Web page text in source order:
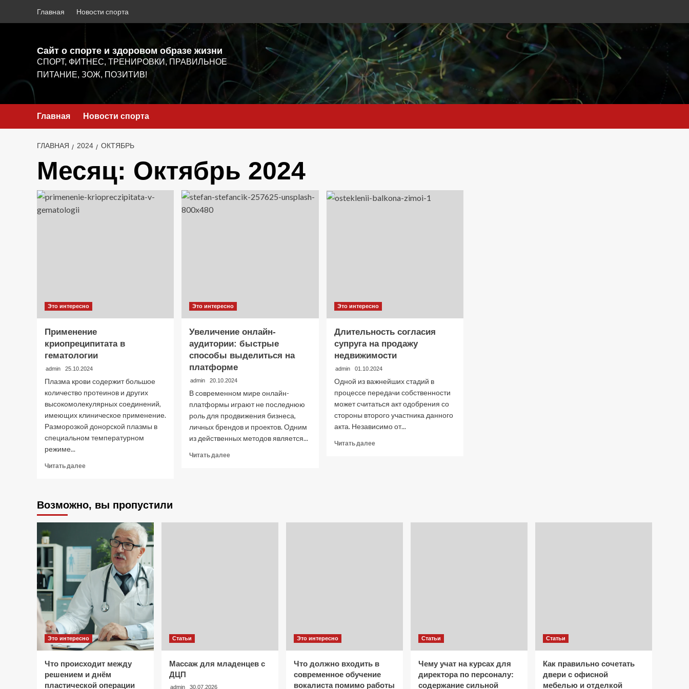
Главная Новости спорта
Сайт о спорте и здоровом образе жизни
СПОРТ, ФИТНЕС, ТРЕНИРОВКИ, ПРАВИЛЬНОЕ
ПИТАНИЕ, ЗОЖ, ПОЗИТИВ!
Главная Новости спорта
ГЛАВНАЯ 2024 ОКТЯБРЬ
Месяц: Октябрь 2024
Это интересно
Применение
криопреципитата в
гематологии
admin 25.10.2024
Плазма крови содержит большое
количество протеинов и других
высокомолекулярных соединений,
имеющих клиническое применение.
Разморозкой донорской плазмы в
специальном температурном
режиме...
Читать далееПрочитать
криопреципитата
гематологии
Это интересно
Увеличение онлайн-
аудитории: быстрые
способы выделиться на
платформе
admin 20.10.2024
В современном мире онлайн-
платформы играют не последнюю
роль для продвижения бизнеса,
личных брендов и проектов. Одним
из действенных методов является...
Читать далееПрочитать
способы
Это интересно
Длительность согласия
супруга на продажу
недвижимости
admin 01.10.2024
Одной из важнейших стадий в
процессе передачи собственности
может считаться акт одобрения со
стороны второго участника данного
акта. Независимо от...
Читать далееПрочитать
Возможно, вы пропустили
Это интересно
Что происходит между
решением и днём
пластической операции
Статьи
Массаж для младенцев с
ДЦП
admin 30.07.2026
Это интересно
Что должно входить в
современное обучение
вокалиста помимо работы
Статьи
Чему учат на курсах для
директора по персоналу:
содержание сильной
Статьи
Как правильно сочетать
двери с офисной
мебелью и отделкой